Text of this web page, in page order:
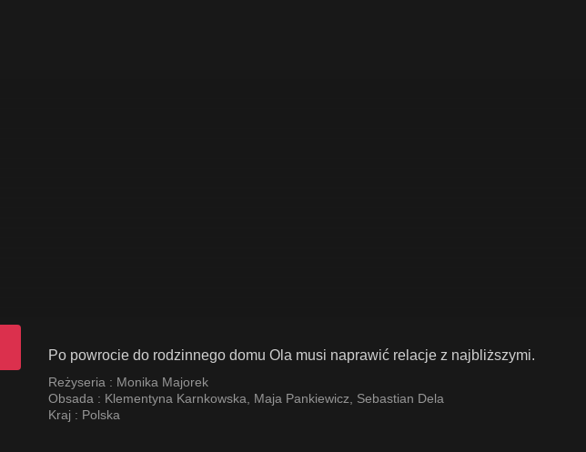
Po powrocie do rodzinnego domu Ola musi naprawić relacje z najbliższymi.
Reżyseria : Monika Majorek
Obsada : Klementyna Karnkowska Maja Pankiewicz
Sebastian Dela
Kraj : Polska